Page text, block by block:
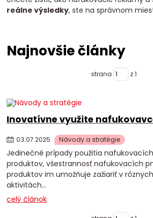
reálne výsledky, ste na správnom
Najnovšie články
strana z 1
Inovatívne využite
03.07.2025 Návody a stratégie
Jedinečné prípady použitia
produktov, všestrannosť nafukovacích
produktov im umožňuje zažiariť v
aktivitách...
celý článok